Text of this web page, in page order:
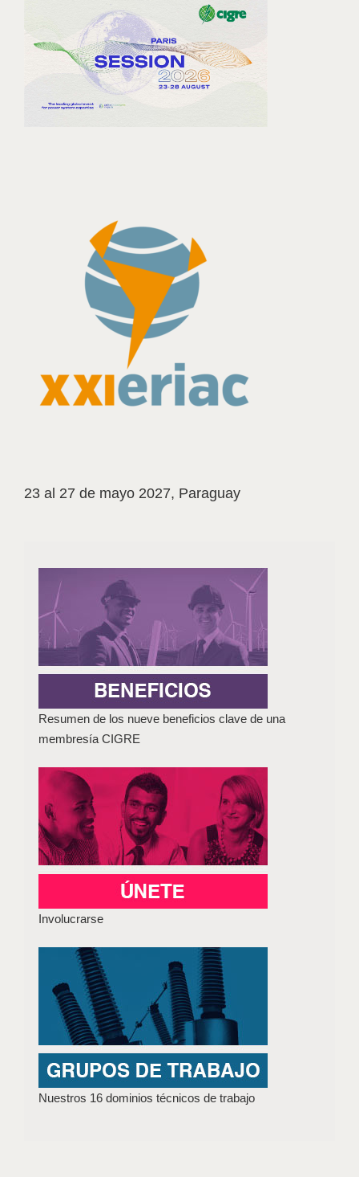
23 al 27 de mayo 2027, Paraguay
Resumen de los nueve beneficios clave de una
membresía CIGRE
Involucrarse
Nuestros 16 dominios técnicos de trabajo